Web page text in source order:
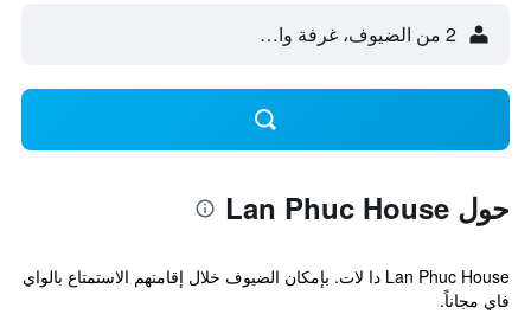
2 من الضيوف، غرفة واحدة
حول Lan Phuc House
Lan Phuc House دا لات. بإمكان الضيوف خلال إقامتهم الاستمتاع بالواي
فاي مجاناً.